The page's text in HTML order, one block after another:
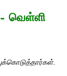
வெள்ளி